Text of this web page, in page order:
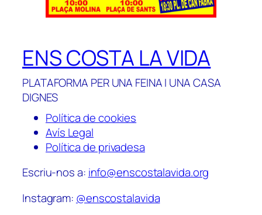
ENS COSTA LA VIDA
PLATAFORMA PER UNA FEINA I UNA CASA
DIGNES
Política de cookies
Avís Legal
Política de privadesa
Escriu-nos a: info@enscostalavida.org
Instagram: @enscostalavida